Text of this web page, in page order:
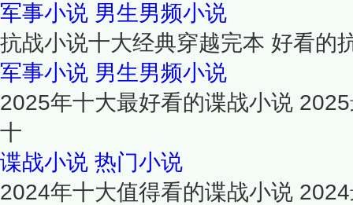
军事小说 男生男频小说
抗战小说十大经典穿越完本 好看的
军事小说 男生男频小说
2025年十大最好看的谍战小说
十
谍战小说 热门小说
2024年十大值得看的谍战小说